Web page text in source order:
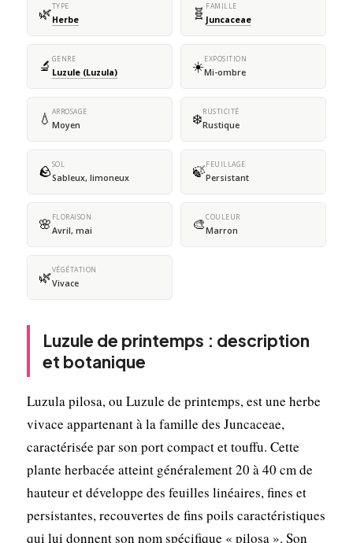
🌿TYPE
Herbe 🧬 FAMILLE
Juncaceae
🔬 GENRE
Luzule (Luzula) ☀️EXPOSITION
Mi-ombre
💧 ARROSAGE
Moyen ❄️RUSTICITÉ
Rustique
🪨SOL
Sableux, limoneux 🍃FEUILLAGE
Persistant
🌸 FLORAISON
Avril, mai 🎨COULEUR
Marron
🌿VÉGÉTATION
Vivace
Luzule de printemps : description
et botanique
Luzula pilosa, ou Luzule de printemps, est une herbe
vivace appartenant à la famille des Juncaceae,
caractérisée par son port compact et touffu. Cette
plante herbacée atteint généralement 20 à 40 cm de
hauteur et développe des feuilles linéaires, fines et
persistantes, recouvertes de fins poils caractéristiques
qui lui donnent son nom spécifique « pilosa ». Son